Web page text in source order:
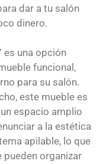
dar a tu salón
dinero.
es una opción
funcional,
para su salón.
este mueble es
espacio amplio
a la estética
apilable, lo que
organizar